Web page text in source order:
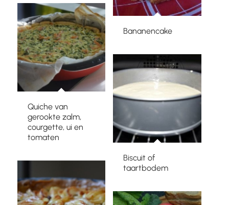
Bananencake
Quiche van
gerookte zalm,
courgette, ui en
tomaten
Biscuit of
taartbodem